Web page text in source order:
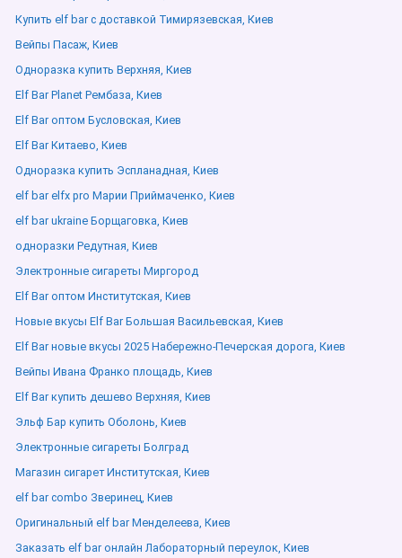
Купить elf bar с доставкой Тимирязевская, Киев
Вейпы Пасаж, Киев
Одноразка купить Верхняя, Киев
Elf Bar Planet Рембаза, Киев
Elf Bar оптом Бусловская, Киев
Elf Bar Китаево, Киев
Одноразка купить Эспланадная, Киев
elf bar elfx pro Марии Приймаченко, Киев
elf bar ukraine Борщаговка, Киев
одноразки Редутная, Киев
Электронные сигареты Миргород
Elf Bar оптом Институтская, Киев
Новые вкусы Elf Bar Большая Васильевская, Киев
Elf Bar новые вкусы 2025 Набережно-Печерская дорога, Киев
Вейпы Ивана Франко площадь, Киев
Elf Bar купить дешево Верхняя, Киев
Эльф Бар купить Оболонь, Киев
Электронные сигареты Болград
Магазин сигарет Институтская, Киев
elf bar combo Зверинец, Киев
Оригинальный elf bar Менделеева, Киев
Заказать elf bar онлайн Лабораторный переулок, Киев